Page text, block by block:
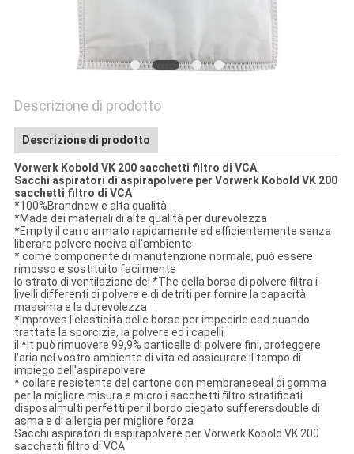
Descrizione di prodotto
Descrizione di prodotto
Vorwerk Kobold VK 200 sacchetti filtro di VCA
Sacchi aspiratori di aspirapolvere per Vorwerk Kobold VK 200
sacchetti filtro di VCA
*100%Brandnew e alta qualità
*Made dei materiali di alta qualità per durevolezza
*Empty il carro armato rapidamente ed efficientemente senza
liberare polvere nociva all'ambiente
* come componente di manutenzione normale, può essere
rimosso e sostituito facilmente
lo strato di ventilazione del *The della borsa di polvere filtra i
livelli differenti di polvere e di detriti per fornire la capacità
massima e la durevolezza
*Improves l'elasticità delle borse per impedirle cad quando
trattate la sporcizia, la polvere ed i capelli
il *It può rimuovere 99,9% particelle di polvere fini, proteggere
l'aria nel vostro ambiente di vita ed assicurare il tempo di
impiego dell'aspirapolvere
* collare resistente del cartone con membraneseal di gomma
per la migliore misura e micro i sacchetti filtro stratificati
disposalmulti perfetti per il bordo piegato sufferersdouble di
asma e di allergia per migliore forza
Sacchi aspiratori di aspirapolvere per Vorwerk Kobold VK 200
sacchetti filtro di VCA